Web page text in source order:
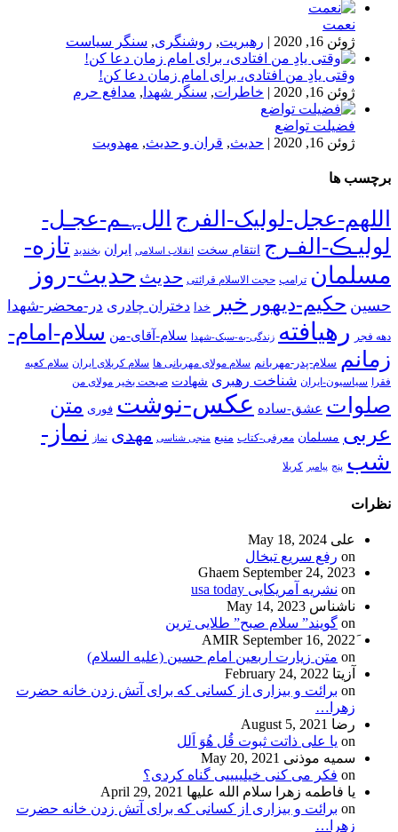
نعمت
ژوئن 16, 2020
| رهبریت, روشنگری, سنگر سیاست
وقتی یادِ من افتادی، برای امام زمان دعا کن!
ژوئن 16, 2020
| خاطرات, سنگر شهدا , مدافع حرم
فضیلت تواضع
ژوئن 16, 2020
| حدیث, قران و حدیث, مهدویت
برچسب ها
اللهم-عجل-لولیک-الفرج اللﮩـم-عجـل-
لولیـڪ-الفـرج انتقام سخت انقلاب اسلامی ایران بخندید تازه-
مسلمان ترامپ حجت الاسلام قرائتی حدیث حدیث-روز
حسین حکیم-دیهور خبر خدا دختران چادری در-محضر-شهدا
دهه فجر رهیافته زندگی-به-سبک-شهدا سلام-آقای-من سلام-امام-
زمانم سلام-پدر-مهربانم سلام مولای مهربانی ها سلام کربلای ایران سلام کعبه
فقرا
سیاسیون-ایران شناخت رهبری شهادت صبحت بخیر مولای من
صلوات عشق-ساده عکس-نوشت فوری متن
عربی مسلمان معرفی-کتاب منبع منجی شناسی مهدی نماز
نماز-
شب پنج پیامبر کربلا
نظرات
علی May 18, 2024
on رفع سریع تبخال
Ghaem September 24, 2023
on نشریه آمریکایی usa today
ناشناس May 14, 2023
on گویند” سلام صبح” طلایی ترین
September 16, 2022
on متن زیارت اربعین امام حسین (علیه السلام)
آزیتا February 24, 2022
on برائت و بیزاری از کسانی که برای آتش زدن خانه حضرت
زهرا…
رضا August 5, 2021
on یا علی ذاتت ثبوت قُل هُوَ اَلل
سمیه موذنی May 20, 2021
on فکر می کنی خیلییییی گناه کردی؟
یا فاطمه زهرا سلام الله علیها April 29, 2021
on برائت و بیزاری از کسانی که برای آتش زدن خانه حضرت
زهرا…